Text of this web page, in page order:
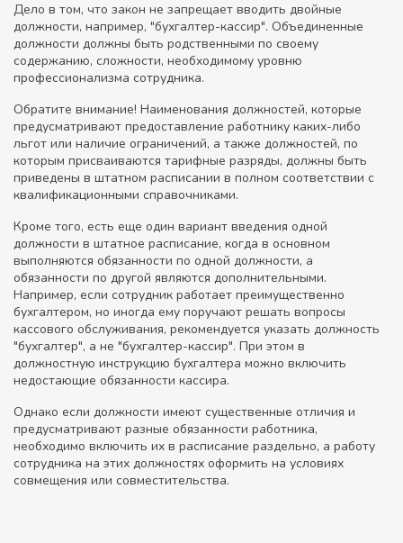
Дело в том, что закон не запрещает вводить двойные
должности, например, "бухгалтер-кассир". Объединенные
должности должны быть родственными по своему
содержанию, сложности, необходимому уровню
профессионализма сотрудника.
Обратите внимание! Наименования должностей, которые
предусматривают предоставление работнику каких-либо
льгот или наличие ограничений, а также должностей, по
которым присваиваются тарифные разряды, должны быть
приведены в штатном расписании в полном соответствии с
квалификационными справочниками.
Кроме того, есть еще один вариант введения одной
должности в штатное расписание, когда в основном
выполняются обязанности по одной должности, а
обязанности по другой являются дополнительными.
Например, если сотрудник работает преимущественно
бухгалтером, но иногда ему поручают решать вопросы
кассового обслуживания, рекомендуется указать должность
"бухгалтер", а не "бухгалтер-кассир". При этом в
должностную инструкцию бухгалтера можно включить
недостающие обязанности кассира.
Однако если должности имеют существенные отличия и
предусматривают разные обязанности работника,
необходимо включить их в расписание раздельно, а работу
сотрудника на этих должностях оформить на условиях
совмещения или совместительства.